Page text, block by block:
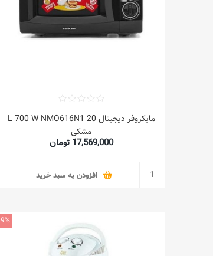
مایکروفر دیجیتال 20 L 700 W NMO616N1
مشکی
17,569,000 تومان
افزودن به سبد خرید
9%